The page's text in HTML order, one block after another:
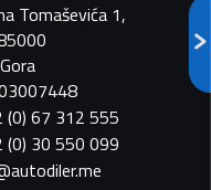
Tomaševića 1,
(0) 67 312 555
(0) 30 550 099